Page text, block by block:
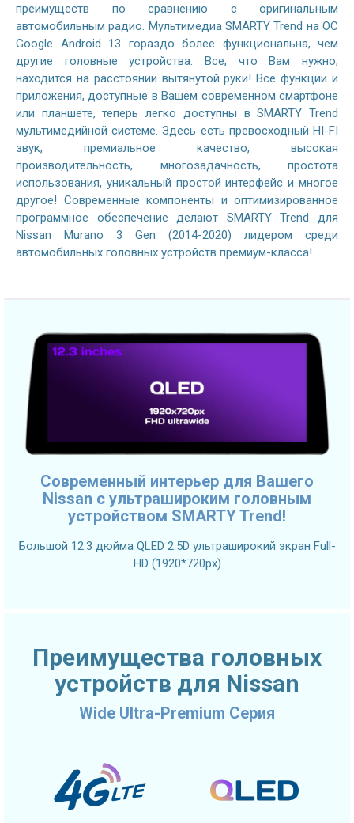
преимуществ по сравнению с оригинальным
автомобильным радио. Мультимедиа SMARTY Trend на ОС
Google Android 13 гораздо более функциональна, чем
другие головные устройства. Все, что Вам нужно,
находится на расстоянии вытянутой руки! Все функции и
приложения, доступные в Вашем современном смартфоне
или планшете, теперь легко доступны в SMARTY Trend
мультимедийной системе. Здесь есть превосходный HI-FI
звук, премиальное качество, высокая
производительность, многозадачность, простота
использования, уникальный простой интерфейс и многое
другое! Современные компоненты и оптимизированное
программное обеспечение делают SMARTY Trend для
Nissan Murano 3 Gen (2014-2020) лидером среди
автомобильных головных устройств премиум-класса!
Современный интерьер для Вашего
Nissan с ультрашироким головным
устройством SMARTY Trend!
Большой 12.3 дюйма QLED 2.5D ультраширокий экран Full-
HD (1920*720px)
Преимущества головных
устройств для Nissan
Wide Ultra-Premium Серия